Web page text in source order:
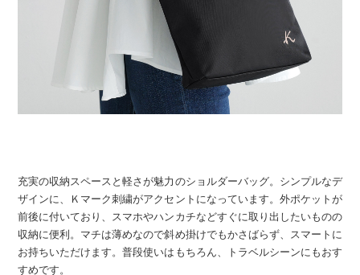
充実の収納スペースと軽さが魅力のショルダーバッグ。シンプルなデ
ザインに、Ｋマーク刺繍がアクセントになっています。外ポケットが
前後に付いており、スマホやハンカチなどすぐに取り出したいものの
収納に便利。マチは薄めなので斜め掛けでもかさばらず、スマートに
お持ちいただけます。普段使いはもちろん、トラベルシーンにもおす
すめです。